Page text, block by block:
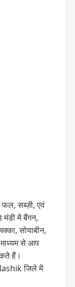
फल, सब्ज़ी, एवं
में बैंगन,
सोयाबीन,
से आप
हैं।
जिले में